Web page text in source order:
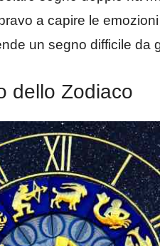
a capire le
un segno difficile da
dello Zodiaco